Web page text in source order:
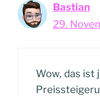
Bastian
29.
Wow, das ist